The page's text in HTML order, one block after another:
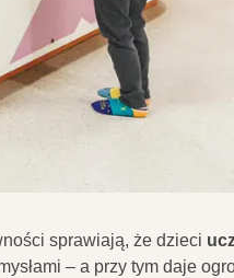
sprawiają, że dzieci
– a przy tym daje